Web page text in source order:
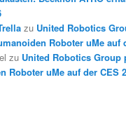
zu United Robotics
Roboter uMe auf
zu United Robotics Group
Roboter uMe auf der CES